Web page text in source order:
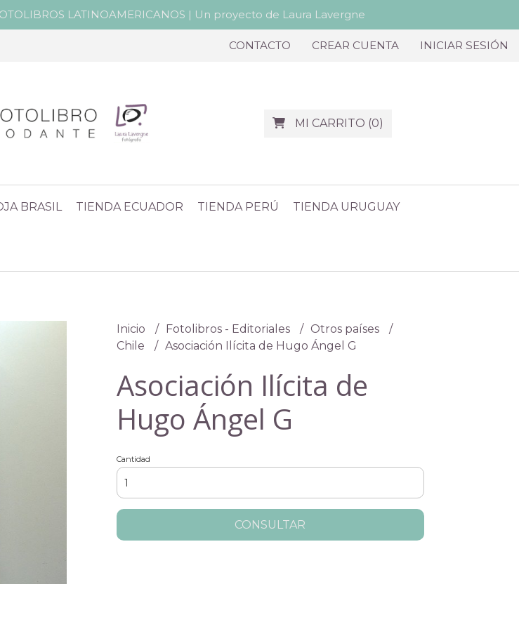
LATINOAMERICANOS | Un proyecto de Laura Lavergne
CONTACTO CREAR CUENTA INICIAR SESIÓN
MI CARRITO (0)
BRASIL TIENDA ECUADOR TIENDA PERÚ TIENDA URUGUAY
Inicio Fotolibros - Editoriales
Otros países
Chile
Asociación Ilícita de Hugo Ángel G
Asociación Ilícita de
Hugo Ángel G
Cantidad
CONSULTAR